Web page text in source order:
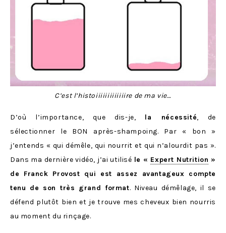
C’est l’histoiiiiiiiiiiiiire de ma vie…
D’où l’importance, que dis-je, la nécessité, de
sélectionner le BON après-shampoing. Par « bon »
j’entends « qui démêle, qui nourrit et qui n’alourdit pas ».
Dans ma dernière vidéo, j’ai utilisé le « Expert Nutrition »
de Franck Provost qui est assez avantageux compte
tenu de son très grand format. Niveau démêlage, il se
défend plutôt bien et je trouve mes cheveux bien nourris
au moment du rinçage.